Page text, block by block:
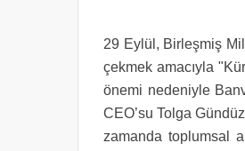
29 Eylül, Birleşmiş
çekmek amacıyla
önemi nedeniyle
CEO’su Tolga
zamanda toplumsal